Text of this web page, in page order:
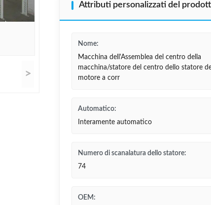
>
Attributi personalizzati del
Nome:
Macchina dell'Assemblea del centro della
macchina/statore del centro dello statore
motore a corr
Automatico:
Interamente automatico
Numero di scanalatura dello statore:
74
OEM: